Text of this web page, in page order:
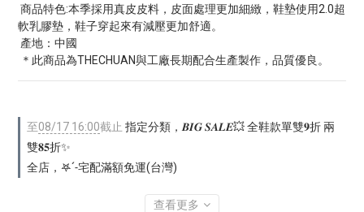
軟乳膠墊，鞋子穿起來有減壓更加舒適。
產地：中國
＊此商品為THECHUAN與工廠長期配合生產製作，品質優良。
至08/17 16:00截止 指定分類，𝑩𝑰𝑮 𝑺𝑨𝑳𝑬💥 全鞋款單雙𝟗折 兩
雙𝟖𝟓折✨
全店，𖤐ˊ˗宅配滿額免運(台灣)
查看更多